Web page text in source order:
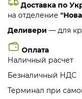
Доставка по
на отделение
Деливери — для
Оплата
Наличный расчет
Безналичный НДС
Терминал при